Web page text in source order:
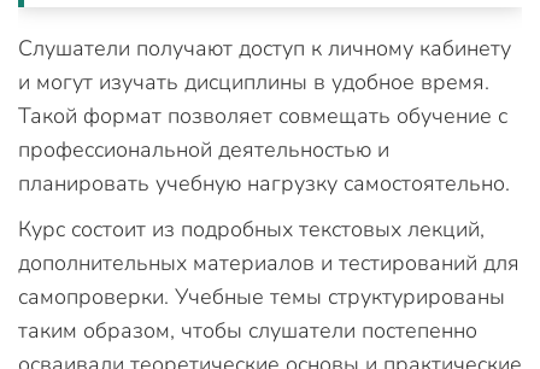
Слушатели получают доступ к личному кабинету
и могут изучать дисциплины в удобное время.
Такой формат позволяет совмещать обучение с
профессиональной деятельностью и
планировать учебную нагрузку самостоятельно.
Курс состоит из подробных текстовых лекций,
дополнительных материалов и тестирований для
самопроверки. Учебные темы структурированы
таким образом, чтобы слушатели постепенно